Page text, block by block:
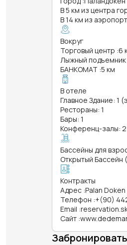
В 5 км из центра
В 14 км из
Вокруг
Торговый центр :6
Лыжный подъемник
БАНКОМАТ :5 км
В отеле
Главное Здание: 1
Рестораны: 1
Бары: 1
Конференц-залы: 2
Бассейны для
Открытый Бассейн
Контракты
Адрес :Palan
Телефон :+(90)
Email :
Сайт :
Забронировать